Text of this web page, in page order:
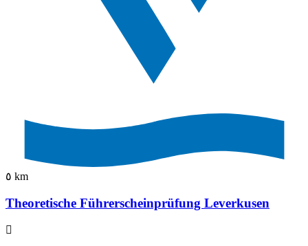
٥ km
Theoretische Führerscheinprüfung Leverkusen